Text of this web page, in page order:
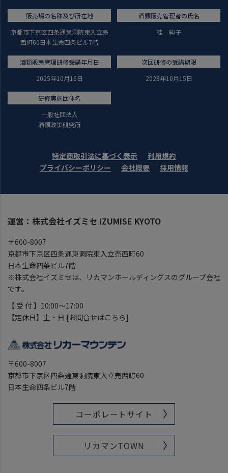
販売場の名称及び所在地
京都市下京区四条通東洞院東入立売
西町60日本生命四条ビル7階
酒類販売管理者の氏名
桂 純子
酒類販売管理研修受講年月日
2025年10月16日
次回研修の受講期限
2028年10月15日
研修実施団体名
一般社団法人
酒類政策研究所
特定商取引法に基づく表示
利用規約
プライバシーポリシー
会社概要 採用情報
運営：株式会社イズミセ IZUMISE KYOTO
〒600-8007
京都市下京区四条通東洞院東入立売西町60
日本生命四条ビル7階
※株式会社イズミセは、リカマンホールディングスのグループ会社
です。
【 受 付 】10:00～17:00
【定休日】土・日 [お問合せはこちら]
〒600-8007
京都市下京区四条通東洞院東入立売西町60
日本生命四条ビル7階
コーポレートサイト
リカマンTOWN